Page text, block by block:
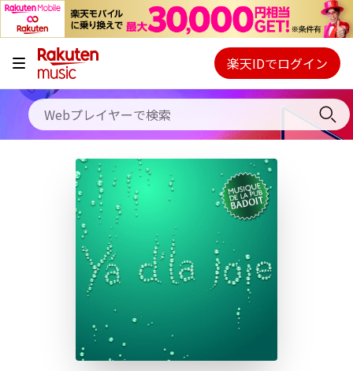
キャンペーン
料金プラン
使い方
初回30日間無料お試し
Webプレイヤー
ご契約内容の確認・変更
楽天IDでログイン